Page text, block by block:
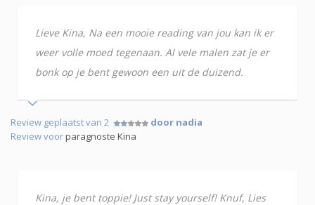
Lieve Kina, Na een mooie reading van jou kan ik er
weer volle moed tegenaan. Al vele malen zat je er
bonk op je bent gewoon een uit de duizend.
Review geplaatst van 2
door nadia
Review voorparagnoste Kina
Kina, je bent toppie! Just stay yourself! Knuf, Lies